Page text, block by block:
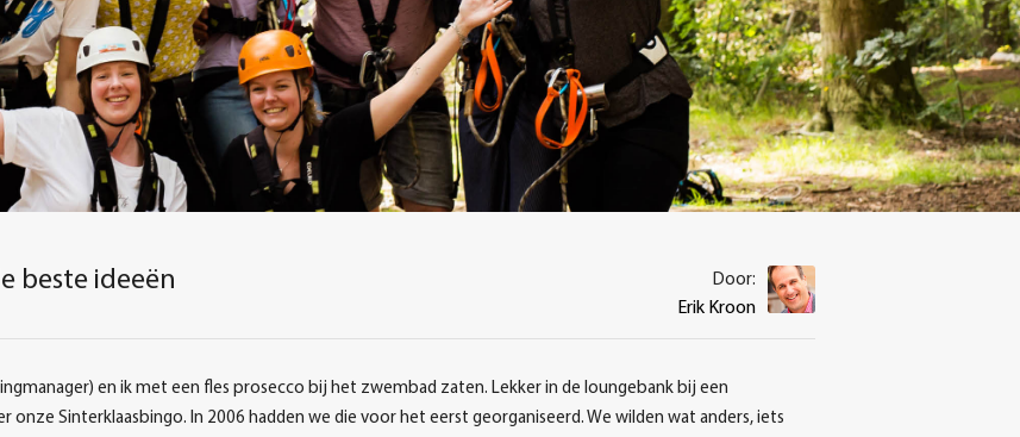
Door:
Erik Kroon
beste ideeën
en ik met een fles prosecco bij het zwembad zaten. Lekker in de loungebank bij een
Sinterklaasbingo. In 2006 hadden we die voor het eerst georganiseerd. We wilden wat anders, iets